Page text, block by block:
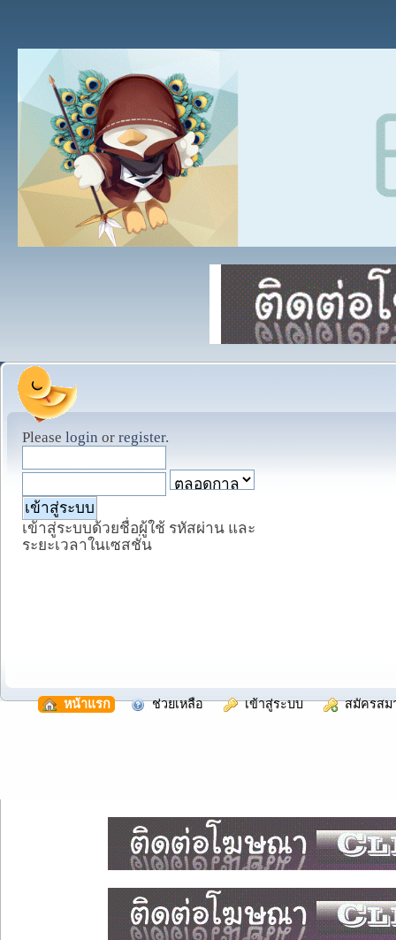
Please login or register.
เข้าสู่ระบบด้วยชื่อผู้ใช้ รหัสผ่าน และ
ระยะเวลาในเซสชั่น
หน้าแรก ช่วยเหลือ เข้าสู่ระบบ สมัครสม